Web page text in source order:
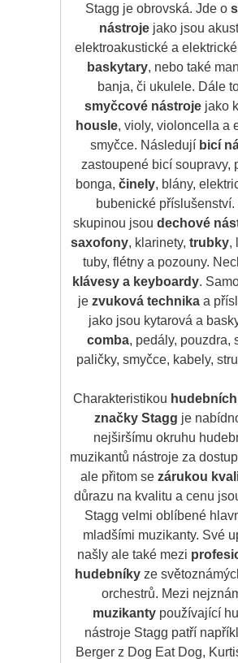
Stagg je obrovská. Jde o
nástrojejako jsou
elektroakustické a elektrické
baskytary, nebo také
banja, či ukulele. Dále
smyčcové nástroje jako
housle, violy, violoncella a
smyčce. Následují bicí
zastoupené bicí soupravy,
bonga, činely, blány,
bubenické
skupinou jsou dechové
saxofony, klarinety, trubky,
tuby, flétny a pozouny.
klávesy a keyboardy.
je zvuková technika a
jako jsou kytarová a
comba, pedály, pouzdra,
paličky, smyčce, kabely,
Charakteristikou
značky Stagg je
nejširšímu okruhu
muzikantů nástroje za
ale přitom se zárukou
důrazu na kvalitu a cenu
Stagg velmi oblíbené
mladšími muzikanty. Své
našly ale také mezi
hudebníky ze
orchestrů. Mezi
muzikanty používající
nástroje Stagg patří
Berger z Dog Eat Dog,